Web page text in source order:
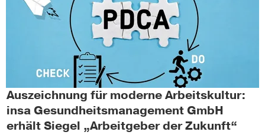
Auszeichnung für moderne Arbeitskultur:
insa Gesundheitsmanagement GmbH
erhält Siegel „Arbeitgeber der Zukunft“